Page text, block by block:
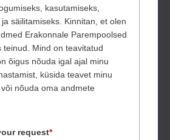
kasutamiseks,
säilitamiseks. Kinnitan, et olen
Erakonnale Parempoolsed
teinud. Mind on teavitatud
õigus nõuda igal ajal minu
küsida teavet minu
nõuda oma andmete
request*